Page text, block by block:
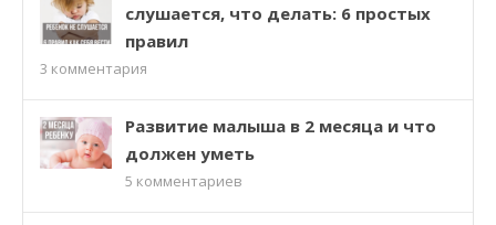
слушается, что делать: 6 простых
правил
3 комментария
Развитие малыша в 2 месяца и что
должен уметь
5 комментариев